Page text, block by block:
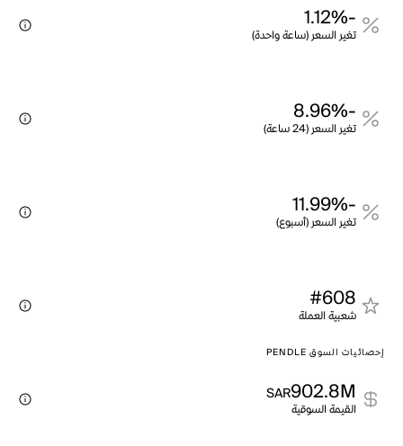
-1.12%
تغير السعر (ساعة واحدة)
-8.96%
تغير السعر (24 ساعة)
-11.99%
تغير السعر (أسبوع)
#608
شعبية العملة
إحصائيات السوق PENDLE
902.8M
SAR
القيمة السوقية